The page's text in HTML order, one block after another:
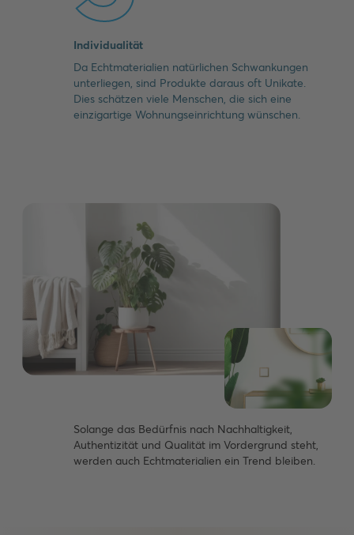
Individualität
Da Echtmaterialien natürlichen Schwankungen
unterliegen, sind Produkte daraus oft Unikate.
Dies schätzen viele Menschen, die sich eine
einzigartige Wohnungseinrichtung wünschen.
Solange das Bedürfnis nach Nachhaltigkeit,
Authentizität und Qualität im Vordergrund steht,
werden auch Echtmaterialien ein Trend bleiben.